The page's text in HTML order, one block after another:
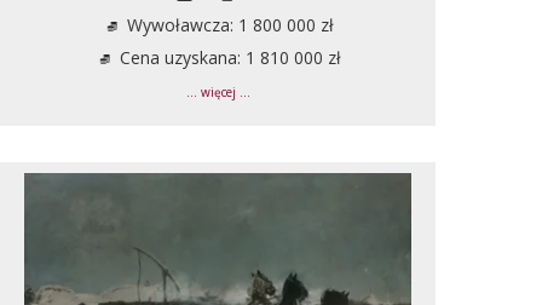
Wywoławcza: 1 800 000 zł
Cena uzyskana: 1 810 000 zł
... więcej ...